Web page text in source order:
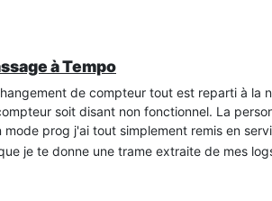
à Tempo
de compteur tout est reparti à la
soit disant non fonctionnel. La
prog j'ai tout simplement remis en
je te donne une trame extraite de mes